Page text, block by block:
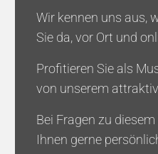
Brass
Larsen
Wir kennen uns aus,
Sie da, vor Ort und
Profitieren Sie als
von unserem
Bei Fragen zu
Ihnen gerne